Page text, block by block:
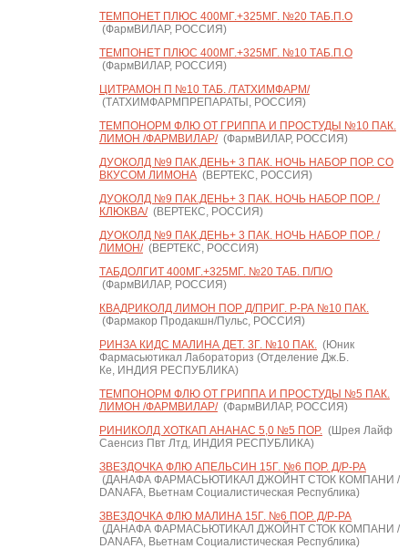
ТЕМПОНЕТ ПЛЮС 400МГ.+325МГ. №20 ТАБ.П.О
(ФармВИЛАР, РОССИЯ)
ТЕМПОНЕТ ПЛЮС 400МГ.+325МГ. №10 ТАБ.П.О
(ФармВИЛАР, РОССИЯ)
ЦИТРАМОН П №10 ТАБ. /ТАТХИМФАРМ/
(ТАТХИМФАРМПРЕПАРАТЫ, РОССИЯ)
ТЕМПОНОРМ ФЛЮ ОТ ГРИППА И ПРОСТУДЫ №10 ПАК.
ЛИМОН /ФАРМВИЛАР/(ФармВИЛАР, РОССИЯ)
ДУОКОЛД №9 ПАК.ДЕНЬ+ 3 ПАК. НОЧЬ НАБОР ПОР. СО
ВКУСОМ ЛИМОНА(ВЕРТЕКС, РОССИЯ)
ДУОКОЛД №9 ПАК.ДЕНЬ+ 3 ПАК. НОЧЬ НАБОР ПОР. /
КЛЮКВА/(ВЕРТЕКС, РОССИЯ)
ДУОКОЛД №9 ПАК.ДЕНЬ+ 3 ПАК. НОЧЬ НАБОР ПОР. /
ЛИМОН/(ВЕРТЕКС, РОССИЯ)
ТАБДОЛГИТ 400МГ.+325МГ. №20 ТАБ. П/П/О
(ФармВИЛАР, РОССИЯ)
КВАДРИКОЛД ЛИМОН ПОР Д/ПРИГ. Р-РА №10 ПАК.
(Фармакор Продакшн/Пульс, РОССИЯ)
РИНЗА КИДС МАЛИНА ДЕТ. 3Г. №10 ПАК.(Юник
Фармасьютикал Лабораториз (Отделение Дж.Б.
Ке, ИНДИЯ РЕСПУБЛИКА)
ТЕМПОНОРМ ФЛЮ ОТ ГРИППА И ПРОСТУДЫ №5 ПАК.
ЛИМОН /ФАРМВИЛАР/(ФармВИЛАР, РОССИЯ)
РИНИКОЛД ХОТКАП АНАНАС 5,0 №5 ПОР.(Шрея Лайф
Саенсиз Пвт Лтд, ИНДИЯ РЕСПУБЛИКА)
ЗВЕЗДОЧКА ФЛЮ АПЕЛЬСИН 15Г. №6 ПОР. Д/Р-РА
(ДАНАФА ФАРМАСЬЮТИКАЛ ДЖОЙНТ СТОК КОМПАНИ /
DANAFA, Вьетнам Социалистическая Республика)
ЗВЕЗДОЧКА ФЛЮ МАЛИНА 15Г. №6 ПОР. Д/Р-РА
(ДАНАФА ФАРМАСЬЮТИКАЛ ДЖОЙНТ СТОК КОМПАНИ /
DANAFA, Вьетнам Социалистическая Республика)